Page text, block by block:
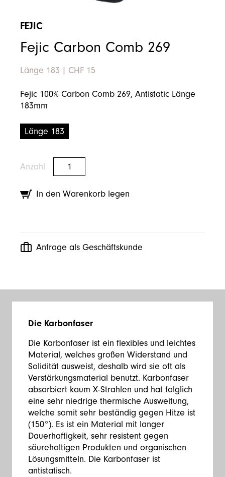
FEJIC
Fejic Carbon Comb 269
Länge 183 | CHF 15
Fejic 100% Carbon Comb 269, Antistatic Länge
183mm
Länge 183
Anzahl
In den Warenkorb legen
Anfrage als Geschäftskunde
Die Karbonfaser
Die Karbonfaser ist ein flexibles und leichtes
Material, welches großen Widerstand und
Solidität ausweist, deshalb wird sie oft als
Verstärkungsmaterial benutzt. Karbonfaser
absorbiert kaum X-Strahlen und hat folglich
eine sehr niedrige thermische Ausweitung,
welche somit sehr beständig gegen Hitze ist
(150°). Es ist ein Material mit langer
Dauerhaftigkeit, sehr resistent gegen
säurehaltigen Produkten und organischen
Lösungsmitteln. Die Karbonfaser ist
antistatisch.